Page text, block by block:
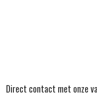
Direct contact met onze